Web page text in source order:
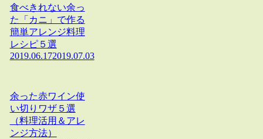
食べきれない余っ
た「カニ」で作る
簡単アレンジ料理
レシピ５選
2019.06.172019.07.03
余った赤ワイン使
い切りワザ５選
（料理活用＆アレ
ンジ方法）